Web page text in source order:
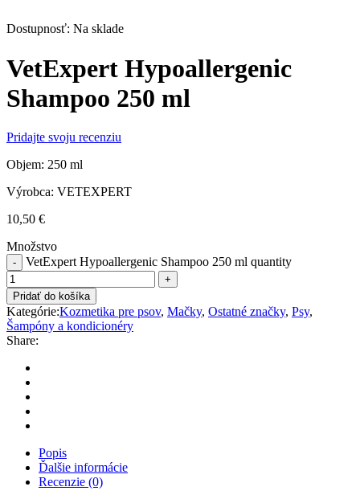
Dostupnosť: Na sklade
VetExpert Hypoallergenic
Shampoo 250 ml
Pridajte svoju recenziu
Objem: 250 ml
Výrobca: VETEXPERT
10,50 €
Množstvo
VetExpert Hypoallergenic Shampoo 250 ml quantity
Pridať do košíka
Kategórie:Kozmetika pre psov, Mačky, Ostatné značky, Psy,
Šampóny a kondicionéry
Share:
Popis
Ďalšie informácie
Recenzie (0)